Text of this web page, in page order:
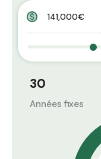
30
Années fixes